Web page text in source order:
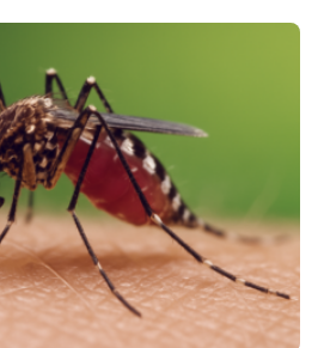
von Millionen Jahren
sticht eine Gruppe heraus,
Natur vorkommt: die
Einige Arten
Zellfäden dichte Geflechte
Was auffällig ist: Die